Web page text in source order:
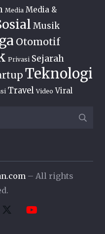
Media Media &
Musik
Otomotif
Privasi Sejarah
Teknologi
Travel Video Viral
– All rights